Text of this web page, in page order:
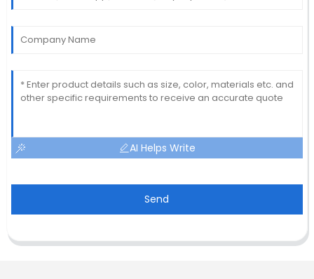
AI Helps Write
Send